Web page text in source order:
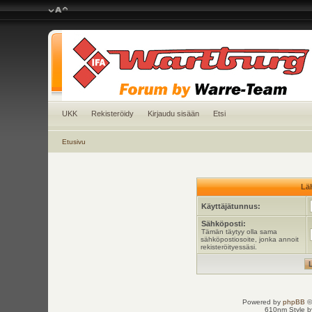
UKK Rekisteröidy Kirjaudu sisään Etsi
Etusivu
Käyttäjätunnus:
Sähköposti:
Tämän täytyy olla sama
sähköpostiosoite, jonka annoit
rekisteröityessäsi.
Powered by phpBB
610nm Style